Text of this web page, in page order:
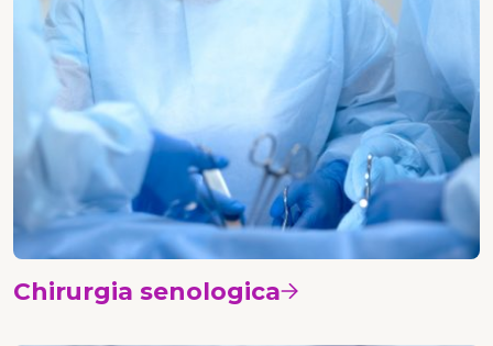
Chirurgia senologica Vedi i corsi